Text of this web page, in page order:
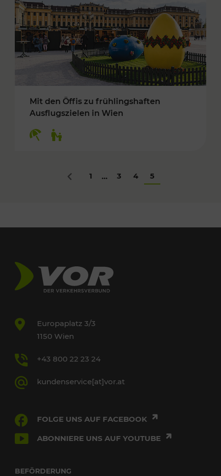
Mit den Öffis zu frühlingshaften
Ausflugszielen in Wien
Zurück
1 ... 3 4 5
Europaplatz 3/3
1150 Wien
+43 800 22 23 24
kundenservice[at]vor.at
FOLGE UNS AUF FACEBOOK
ABONNIERE UNS AUF YOUTUBE
BEFÖRDERUNG